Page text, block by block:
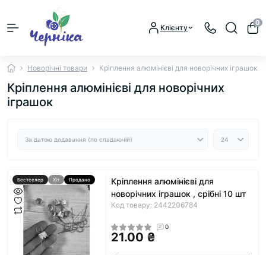
Клієнту
0
Новорічні товари Кріплення алюмінієві для новорічних іграшок
Кріплення алюмінієві для новорічних
іграшок
Бестселер Хіт Продано
Кріплення алюмінієві для
новорічних іграшок , срібні 10 шт
Код товару: 2442206784
0
21.00 ₴